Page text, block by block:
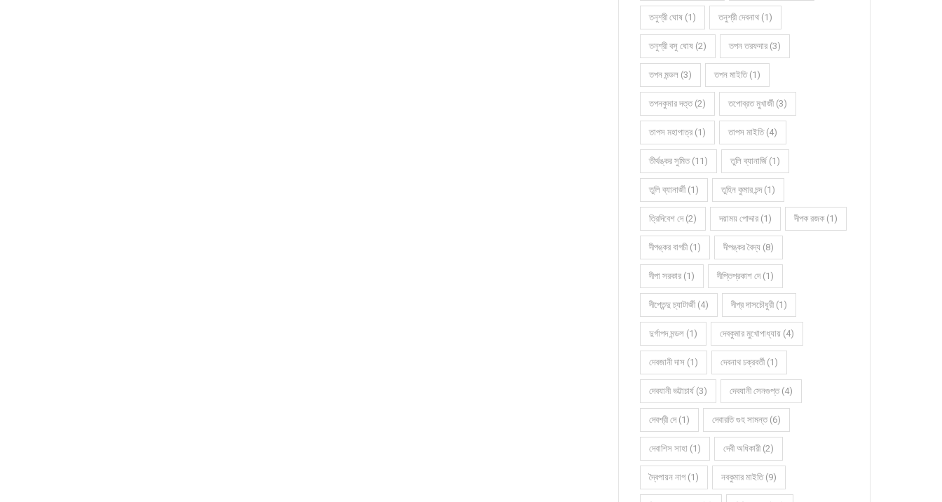
তনুশ্রী ঘোষ (1) তনুশ্রী দেবনাথ (1)
তনুশ্রী বসু ঘোষ (2) তপন তরফদার (3)
তপন মন্ডল (3) তপন মাইতি (1)
তপনকুমার দত্ত (2) তপোব্রত মুখার্জী (3)
তাপস মহাপাত্র (1) তাপস মাইতি (4)
তীর্থঙ্কর সুমিত (11) তুলি ব্যানার্জি (1)
তুলি ব্যানার্জী (1) তুহিন কুমার চন্দ (1)
ত্রিদিবেশ দে (2) দয়াময় পোদ্দার (1) দীপক রজক (1)
দীপঙ্কর বাগচী (1) দীপঙ্কর বৈদ্য (8)
দীপা সরকার (1) দীপ্তিপ্রকাশ দে (1)
দীপ্তেন্দু চ্যাটার্জী (4) দীপ্র দাসচৌধুরী (1)
দুর্গাপদ মন্ডল (1) দেবকুমার মুখোপাধ্যায় (4)
দেবজানী দাস (1) দেবনাথ চক্রবর্তী (1)
দেবযানী ভট্টাচার্য (3) দেবযানী সেনগুপ্ত (4)
দেবশ্রী দে (1) দেবারতি গুহ সামন্ত (6)
দেবাশিস সাহা (1) দেবী অধিকারী (2)
দ্বৈপায়ন নাগ (1) নবকুমার মাইতি (9)